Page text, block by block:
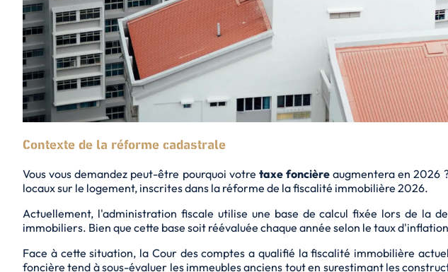
Contexte de la réforme cadastrale
Vous vous demandez peut-être pourquoi votre taxe foncière augmentera en 2026
locaux sur le logement, inscrites dans la réforme de la fiscalité immobilière 2026.
Actuellement, l'administration fiscale utilise une base de calcul fixée lors de la
immobiliers. Bien que cette base soit réévaluée chaque année selon le taux
Face à cette situation, la Cour des comptes a qualifié la fiscalité immobilière
foncière tend à sous-évaluer les immeubles anciens tout en surestimant les